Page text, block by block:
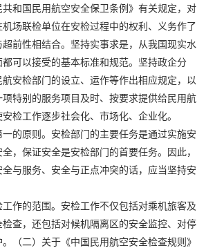
和国民用航空安全保卫条例》有关规定，对
场联检单位在安检过程中的权利、义务作了
前性相结合。坚持实事求是，从我国现实水
可以接受的基本标准和规范。坚持政企分
安检部门的设立、运作等作出相应规定，以
特别的服务项目及时、按要求提供给民用航
检工作逐步社会化、市场化、企业化。
原则。安检部门的主要任务是通过实施安
，保证安全是安检部门的首要任务。因此，
与服务、安全与正点冲突的话，应当坚持安
的范围。安检工作不仅包括对乘机旅客及
查，还包括对候机隔离区的安全监控、对停
（二）关于《中国民用航空安全检查规则》